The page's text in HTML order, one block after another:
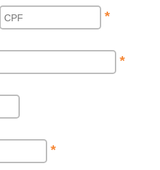
*
*
*